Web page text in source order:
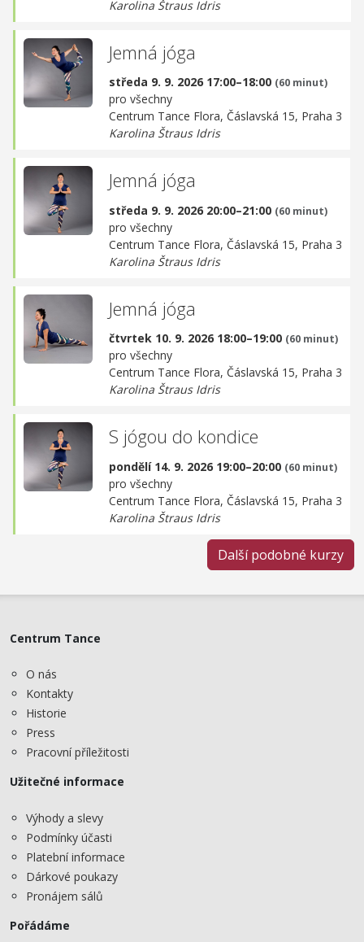
Karolina Štraus Idris
Jemná jóga
středa 9. 9. 2026 17:00–18:00 (60 minut)
pro všechny
Centrum Tance Flora, Čáslavská 15, Praha 3
Karolina Štraus Idris
Jemná jóga
středa 9. 9. 2026 20:00–21:00 (60 minut)
pro všechny
Centrum Tance Flora, Čáslavská 15, Praha 3
Karolina Štraus Idris
Jemná jóga
čtvrtek 10. 9. 2026 18:00–19:00 (60 minut)
pro všechny
Centrum Tance Flora, Čáslavská 15, Praha 3
Karolina Štraus Idris
S jógou do kondice
pondělí 14. 9. 2026 19:00–20:00 (60 minut)
pro všechny
Centrum Tance Flora, Čáslavská 15, Praha 3
Karolina Štraus Idris
Další podobné kurzy
Centrum Tance
O nás
Kontakty
Historie
Press
Pracovní příležitosti
Užitečné informace
Výhody a slevy
Podmínky účasti
Platební informace
Dárkové poukazy
Pronájem sálů
Pořádáme